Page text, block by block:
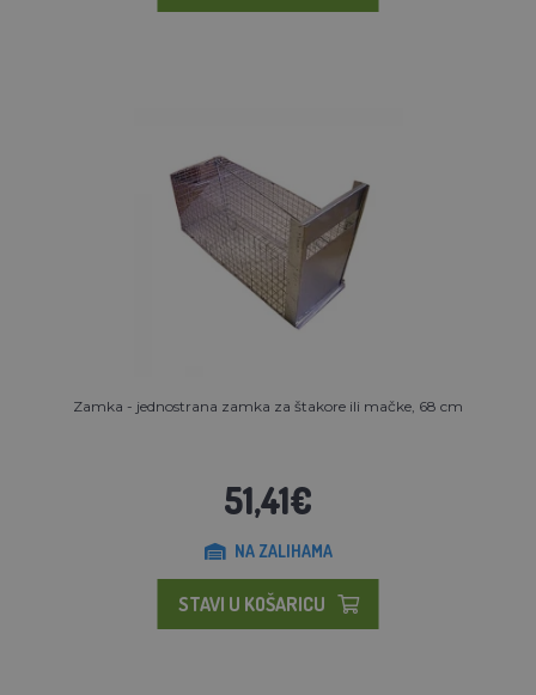
Zamka - jednostrana zamka za štakore ili mačke, 68 cm
51,41€
NA ZALIHAMA
STAVI U KOŠARICU